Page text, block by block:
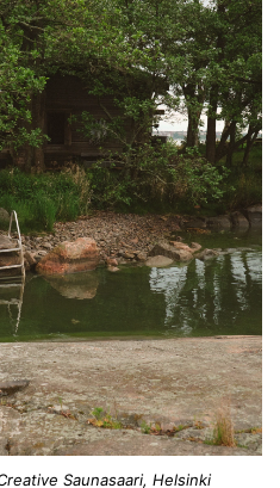
Saunasaari, Helsinki